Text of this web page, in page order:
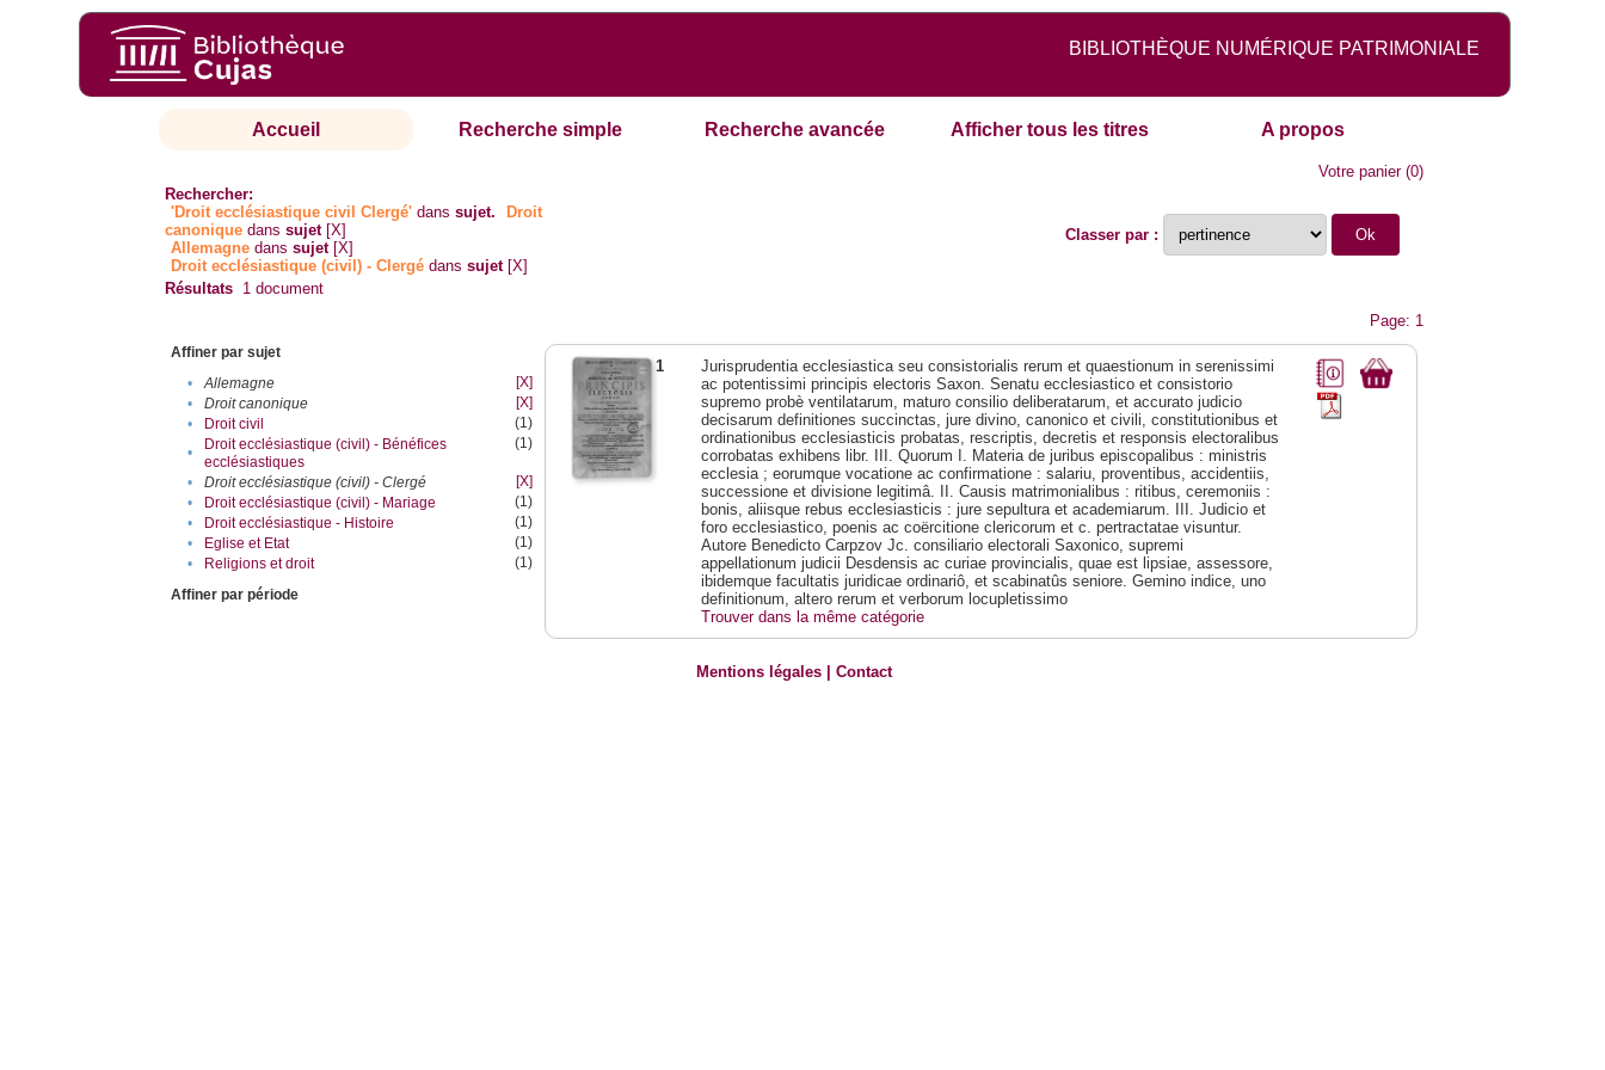
BIBLIOTHÈQUE NUMÉRIQUE PATRIMONIALE
Accueil Recherche simple Recherche avancée Afficher tous les titres A propos
Votre panier(0)
Rechercher:
'Droit ecclésiastique civil Clergé' danssujet.
Droit
canonique danssujet [X]
Allemagne danssujet [X]
Droit ecclésiastique (civil) - Clergé danssujet [X]
Classer par :
Résultats 1 document
Page: 1
Affiner par sujet
•
Allemagne
[X]
•
Droit canonique
[X]
•
Droit civil
(1)
•
Droit ecclésiastique (civil) - Bénéfices
ecclésiastiques
(1)
• Droit ecclésiastique (civil) - Clergé
[X]
•
Droit ecclésiastique (civil) - Mariage
(1)
•
Droit ecclésiastique - Histoire
(1)
•
Eglise et Etat
(1)
•
Religions et droit
(1)
Affiner par période
1
Jurisprudentia ecclesiastica seu consistorialis rerum et quaestionum in serenissimi
ac potentissimi principis electoris Saxon. Senatu ecclesiastico et consistorio
supremo probè ventilatarum, maturo consilio deliberatarum, et accurato judicio
decisarum definitiones succinctas, jure divino, canonico et civili, constitutionibus et
ordinationibus ecclesiasticis probatas, rescriptis, decretis et responsis electoralibus
corrobatas exhibens libr. III. Quorum I. Materia de juribus episcopalibus : ministris
ecclesia ; eorumque vocatione ac confirmatione : salariu, proventibus, accidentiis,
successione et divisione legitimâ. II. Causis matrimonialibus : ritibus, ceremoniis :
bonis, aliisque rebus ecclesiasticis : jure sepultura et academiarum. III. Judicio et
foro ecclesiastico, poenis ac coërcitione clericorum et c. pertractatae visuntur.
Autore Benedicto Carpzov Jc. consiliario electorali Saxonico, supremi
appellationum judicii Desdensis ac curiae provincialis, quae est lipsiae, assessore,
ibidemque facultatis juridicae ordinariô, et scabinatûs seniore. Gemino indice, uno
definitionum, altero rerum et verborum locupletissimo
Trouver dans la même catégorie
Mentions légales |Contact